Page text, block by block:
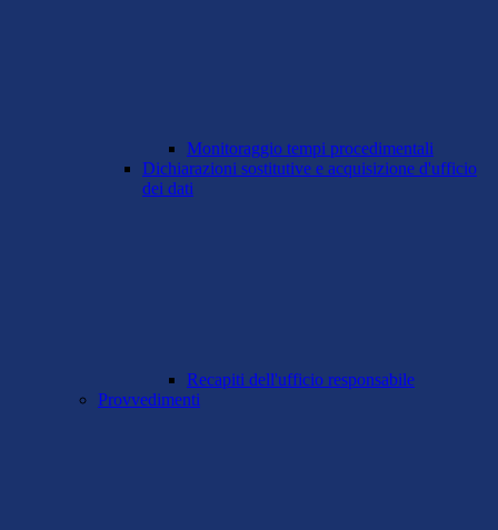
Monitoraggio tempi procedimentali
Dichiarazioni sostitutive e acquisizione d'ufficio
dei dati
Recapiti dell'ufficio responsabile
Provvedimenti